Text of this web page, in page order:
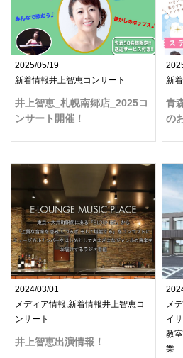
2025/05/19
新着情報井上智恵コンサート
井上智恵_札幌南郷店_2025コ
ンサート開催！
新
青
の
2024/03/01
メディア情報,新着情報井上智恵コ
ンサート
井上智恵出演情報！
メ
イ
教
業